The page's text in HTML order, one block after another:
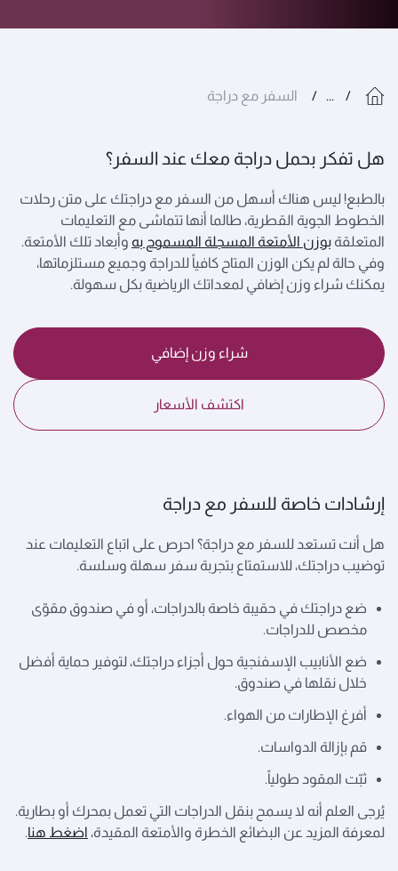
... السفر مع دراجة
هل تفكر بحمل دراجة معك عند السفر؟
بالطبع! ليس هناك أسهل من السفر مع دراجتك على متن رحلات
الخطوط الجوية القطرية، طالما أنها تتماشى مع التعليمات
المتعلقة بوزن الأمتعة المسجلة المسموح به وأبعاد تلك الأمتعة.
وفي حالة لم يكن الوزن المتاح كافياً للدراجة وجميع مستلزماتها،
يمكنك شراء وزن إضافي لمعداتك الرياضية بكل سهولة.
شراء وزن إضافي
اكتشف الأسعار
إرشادات خاصة للسفر مع دراجة
هل أنت تستعد للسفر مع دراجة؟ احرص على اتباع التعليمات عند
توضيب دراجتك، للاستمتاع بتجربة سفر سهلة وسلسة.
ضع دراجتك في حقيبة خاصة بالدراجات، أو في صندوق مقوّى
مخصص للدراجات.
ضع الأنابيب الإسفنجية حول أجزاء دراجتك، لتوفير حماية أفضل
خلال نقلها في صندوق.
أفرغ الإطارات من الهواء.
قم بإزالة الدواسات.
ثبّت المقود طولياً.
يُرجى العلم أنه لا يسمح بنقل الدراجات التي تعمل بمحرك أو بطارية.
لمعرفة المزيد عن البضائع الخطرة والأمتعة المقيدة، اضغط هنا.